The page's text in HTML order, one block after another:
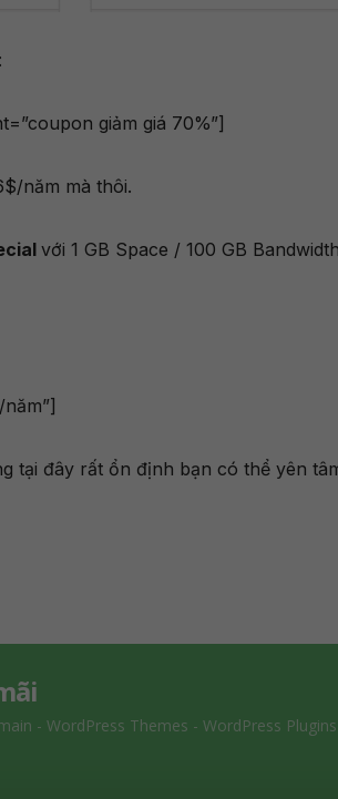
giảm giá 70%”]
năm mà thôi.
với 1 GB Space / 100 GB
tại đây rất ổn định bạn có thể yên
- WordPress Themes - WordPress Plugins